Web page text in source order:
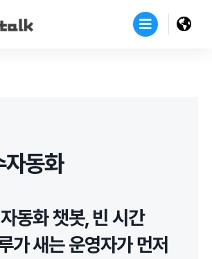
동화
동화 챗봇, 빈 시간
가 새는 운영자가 먼저